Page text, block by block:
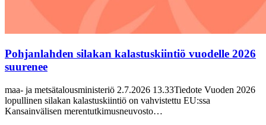
Pohjanlahden silakan kalastuskiintiö vuodelle 2026
suurenee
maa- ja metsätalousministeriö 2.7.2026 13.33Tiedote Vuoden 2026
lopullinen silakan kalastuskiintiö on vahvistettu EU:ssa
Kansainvälisen merentutkimusneuvosto…